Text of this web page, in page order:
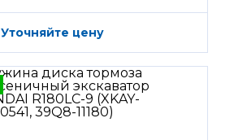
Уточняйте цену